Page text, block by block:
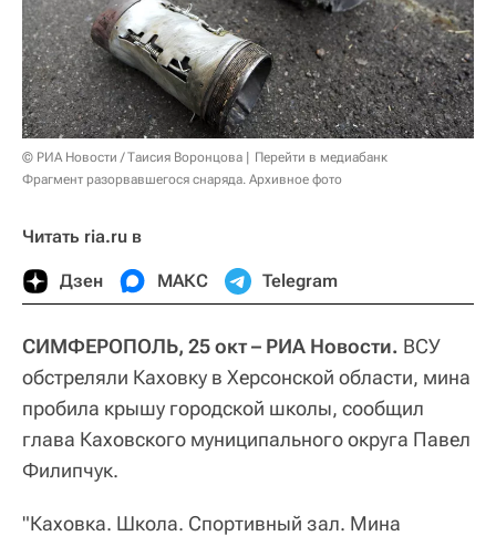
© РИА Новости / Таисия Воронцова
Перейти в медиабанк
Фрагмент разорвавшегося снаряда. Архивное фото
Читать ria.ru в
Дзен МАКС Telegram
СИМФЕРОПОЛЬ, 25 окт – РИА Новости. ВСУ
обстреляли Каховку в Херсонской области, мина
пробила крышу городской школы, сообщил
глава Каховского муниципального округа Павел
Филипчук.
"Каховка. Школа. Спортивный зал. Мина